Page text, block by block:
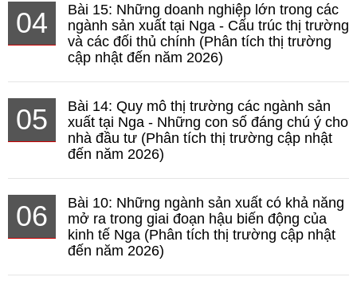
04
Bài 15: Những doanh nghiệp lớn trong các
ngành sản xuất tại Nga - Cấu trúc thị trường
và các đối thủ chính (Phân tích thị trường
cập nhật đến năm 2026)
05
Bài 14: Quy mô thị trường các ngành sản
xuất tại Nga - Những con số đáng chú ý cho
nhà đầu tư (Phân tích thị trường cập nhật
đến năm 2026)
06
Bài 10: Những ngành sản xuất có khả năng
mở ra trong giai đoạn hậu biến động của
kinh tế Nga (Phân tích thị trường cập nhật
đến năm 2026)